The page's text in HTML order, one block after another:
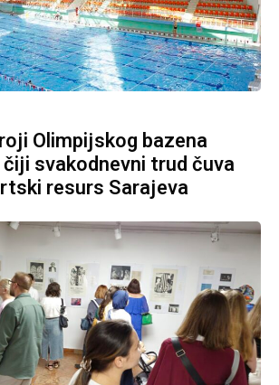
Olimpijskog bazena
svakodnevni trud čuva
resurs Sarajeva